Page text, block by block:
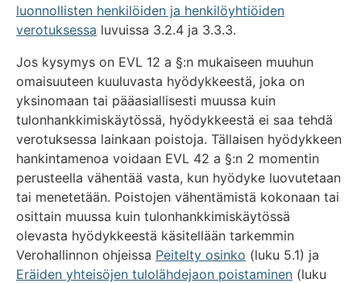
luonnollisten henkilöiden ja henkilöyhtiöiden
verotuksessa luvuissa 3.2.4 ja 3.3.3.
Jos kysymys on EVL 12 a §:n mukaiseen muuhun
omaisuuteen kuuluvasta hyödykkeestä, joka on
yksinomaan tai pääasiallisesti muussa kuin
tulonhankkimiskäytössä, hyödykkeestä ei saa tehdä
verotuksessa lainkaan poistoja. Tällaisen hyödykkeen
hankintamenoa voidaan EVL 42 a §:n 2 momentin
perusteella vähentää vasta, kun hyödyke luovutetaan
tai menetetään. Poistojen vähentämistä kokonaan tai
osittain muussa kuin tulonhankkimiskäytössä
olevasta hyödykkeestä käsitellään tarkemmin
Verohallinnon ohjeissa Peitelty osinko (luku 5.1) ja
Eräiden yhteisöjen tulolähdejaon poistaminen (luku